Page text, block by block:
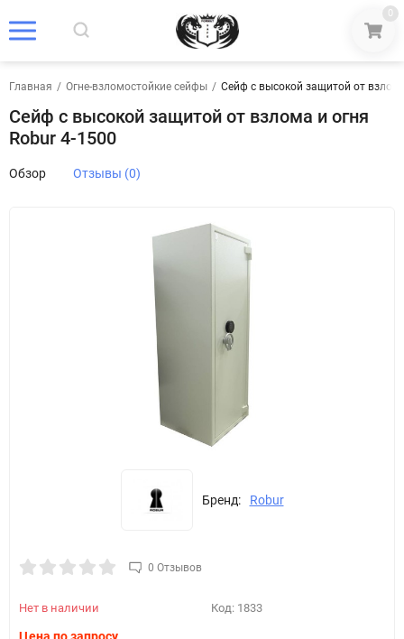
0
Главная / Огне-взломостойкие сейфы / Сейф с высокой защитой от
Сейф с высокой защитой от взлома и огня
Robur 4-1500
Обзор Отзывы (0)
Бренд: Robur
0 Отзывов
Нет в наличии Код: 1833